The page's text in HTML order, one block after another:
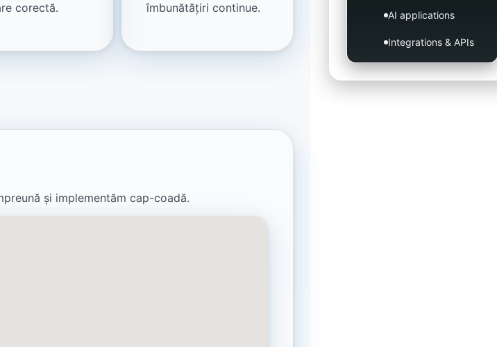
corectă.
îmbunătățiri continue.
și implementăm cap-coadă.
AI applications
Integrations & APIs